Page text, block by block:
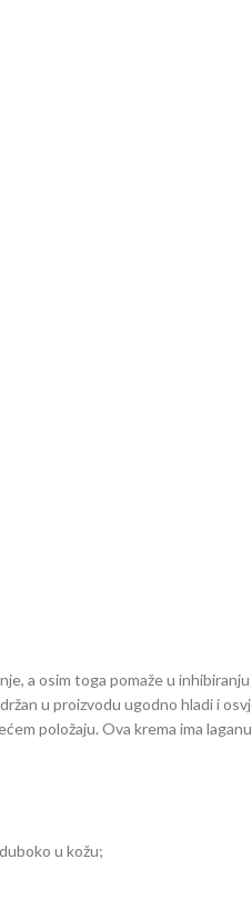
a osim toga pomaže u
u proizvodu ugodno hladi i
položaju. Ova krema ima
u kožu;